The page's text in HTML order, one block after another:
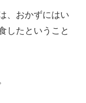
、おかずにはい
したということ